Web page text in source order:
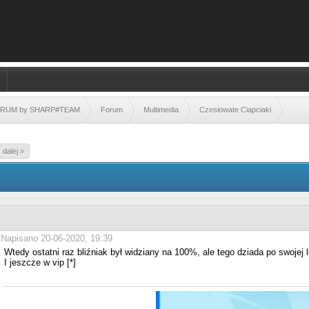
by SHARP#TEAM Forum Multimedia Czesiowate Ciapciaki
dalej »
Napisano 20-06-2020, 19:39
Wtedy ostatni raz bliźniak był widziany na 100%, ale tego dziada po swojej
I jeszcze w vip [*]